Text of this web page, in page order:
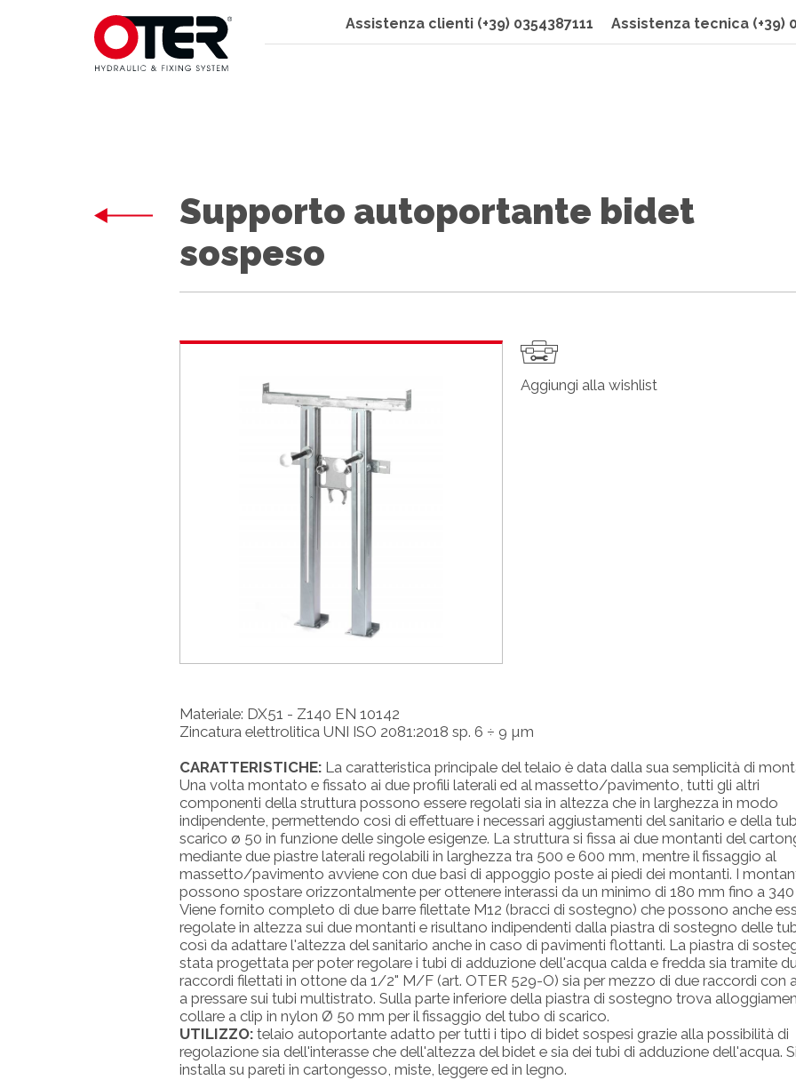
Assistenza clienti (+39) 0354387111 Assistenza tecnica (+39)
Supporto autoportante bidet
sospeso
Aggiungi alla wishlist
Materiale: DX51 - Z140 EN 10142
Zincatura elettrolitica UNI ISO 2081:2018 sp. 6 ÷ 9 µm
CARATTERISTICHE: La caratteristica principale del telaio è data dalla sua semplicità di
Una volta montato e fissato ai due profili laterali ed al massetto/pavimento, tutti gli altri
componenti della struttura possono essere regolati sia in altezza che in larghezza in modo
indipendente, permettendo così di effettuare i necessari aggiustamenti del sanitario e della
scarico ø 50 in funzione delle singole esigenze. La struttura si fissa ai due montanti del
mediante due piastre laterali regolabili in larghezza tra 500 e 600 mm, mentre il fissaggio al
massetto/pavimento avviene con due basi di appoggio poste ai piedi dei montanti. I
possono spostare orizzontalmente per ottenere interassi da un minimo di 180 mm fino a
Viene fornito completo di due barre filettate M12 (bracci di sostegno) che possono anche
regolate in altezza sui due montanti e risultano indipendenti dalla piastra di sostegno delle
così da adattare l'altezza del sanitario anche in caso di pavimenti flottanti. La piastra di
stata progettata per poter regolare i tubi di adduzione dell'acqua calda e fredda sia tramite
raccordi filettati in ottone da 1/2" M/F (art. OTER 529-O) sia per mezzo di due raccordi con
a pressare sui tubi multistrato. Sulla parte inferiore della piastra di sostegno trova
collare a clip in nylon Ø 50 mm per il fissaggio del tubo di scarico.
UTILIZZO: telaio autoportante adatto per tutti i tipo di bidet sospesi grazie alla possibilità di
regolazione sia dell'interasse che dell'altezza del bidet e sia dei tubi di adduzione dell'acqua. Si
installa su pareti in cartongesso, miste, leggere ed in legno.